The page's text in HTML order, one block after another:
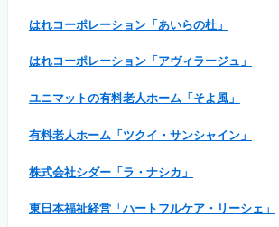
はれコーポレーション「あいらの杜」
はれコーポレーション「アヴィラージュ」
ユニマットの有料老人ホーム「そよ風」
有料老人ホーム「ツクイ・サンシャイン」
株式会社シダー「ラ・ナシカ」
東日本福祉経営「ハートフルケア・リーシェ」